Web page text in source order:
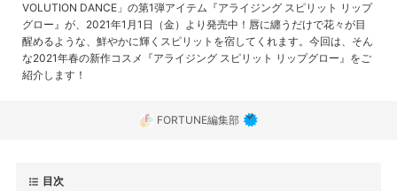
VOLUTION DANCE」の第1弾アイテム『アライジング スピリット リップ
グロー』が、2021年1月1日（金）より発売中！唇に纏うだけで花々が目
醒めるような、鮮やかに輝くスピリットを宿してくれます。今回は、そん
な2021年春の新作コスメ『アライジング スピリット リップグロー』をご
紹介します！
FORTUNE編集部
目次